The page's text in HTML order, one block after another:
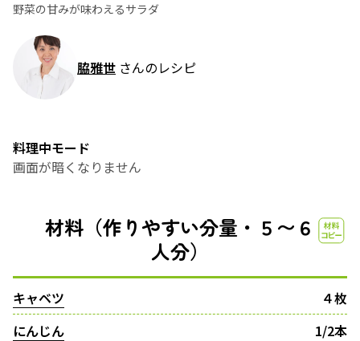
野菜の甘みが味わえるサラダ
脇雅世 さんのレシピ
料理中モード
画面が暗くなりません
材料（作りやすい分量・５〜６
人分）
キャベツ
４枚
にんじん
1/2本